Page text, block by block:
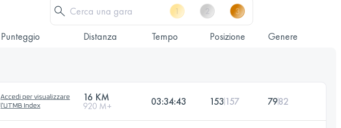
Punteggio Distanza Tempo Posizione Genere
Accedi per visualizzare
l'UTMB Index
16 KM
920 M+ 03:34:43 153 157 7982